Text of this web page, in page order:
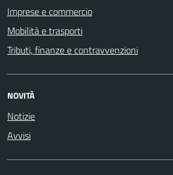
Imprese e commercio
Mobilità e trasporti
Tributi, finanze e contravvenzioni
NOVITÀ
Notizie
Avvisi